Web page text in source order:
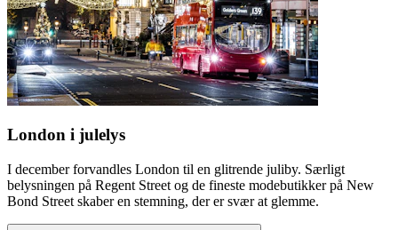
London i julelys
I december forvandles London til en glitrende juliby. Særligt
belysningen på Regent Street og de fineste modebutikker på New
Bond Street skaber en stemning, der er svær at glemme.